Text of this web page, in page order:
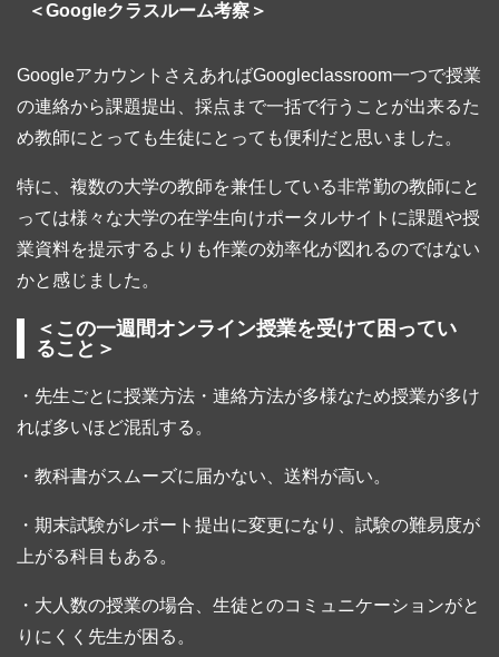
＜Googleクラスルーム考察＞
GoogleアカウントさえあればGoogleclassroom一つで授業
の連絡から課題提出、採点まで一括で行うことが出来るた
め教師にとっても生徒にとっても便利だと思いました。
特に、複数の大学の教師を兼任している非常勤の教師にと
っては様々な大学の在学生向けポータルサイトに課題や授
業資料を提示するよりも作業の効率化が図れるのではない
かと感じました。
＜この一週間オンライン授業を受けて困ってい
ること＞
・先生ごとに授業方法・連絡方法が多様なため授業が多け
れば多いほど混乱する。
・教科書がスムーズに届かない、送料が高い。
・期末試験がレポート提出に変更になり、試験の難易度が
上がる科目もある。
・大人数の授業の場合、生徒とのコミュニケーションがと
りにくく先生が困る。